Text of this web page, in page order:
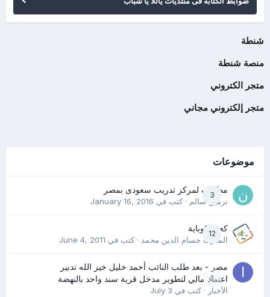
شنطة
منصة شنطة
متجر الكتروني
متجر إلكتروني مجاني
موضوعات
3
مطلوب لمركز تدريب سعودى بمصر
نرمين سالم· كتب في January 16, 2016
12
كعب كوباية
المدرب حسام الدين محمد· كتب في June 4, 2011
0
مصر - بعد طلب النائب أحمد خليل خير الله تدبير
اعتماد مالي لتطوير مدخل قرية سند واحد بالنهضة
الأخبار· كتب في July 3